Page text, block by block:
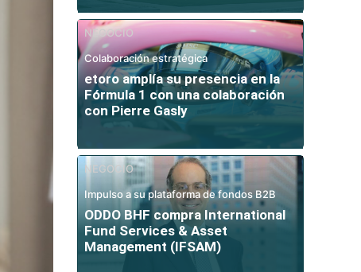
NEGOCIO
Colaboración estratégica
etoro amplía su presencia en la
Fórmula 1 con una colaboración
con Pierre Gasly
NEGOCIO
Impulso a su plataforma de fondos B2B
ODDO BHF compra International
Fund Services & Asset
Management (IFSAM)